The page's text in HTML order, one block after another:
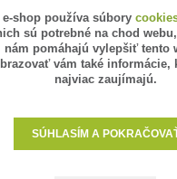
V
rastliny
e-shop používa súbory
sú potrebné na chod
nám pomáhajú vylepšiť tento
vám také informácie,
najviac zaujímajú.
SÚHLASÍM A